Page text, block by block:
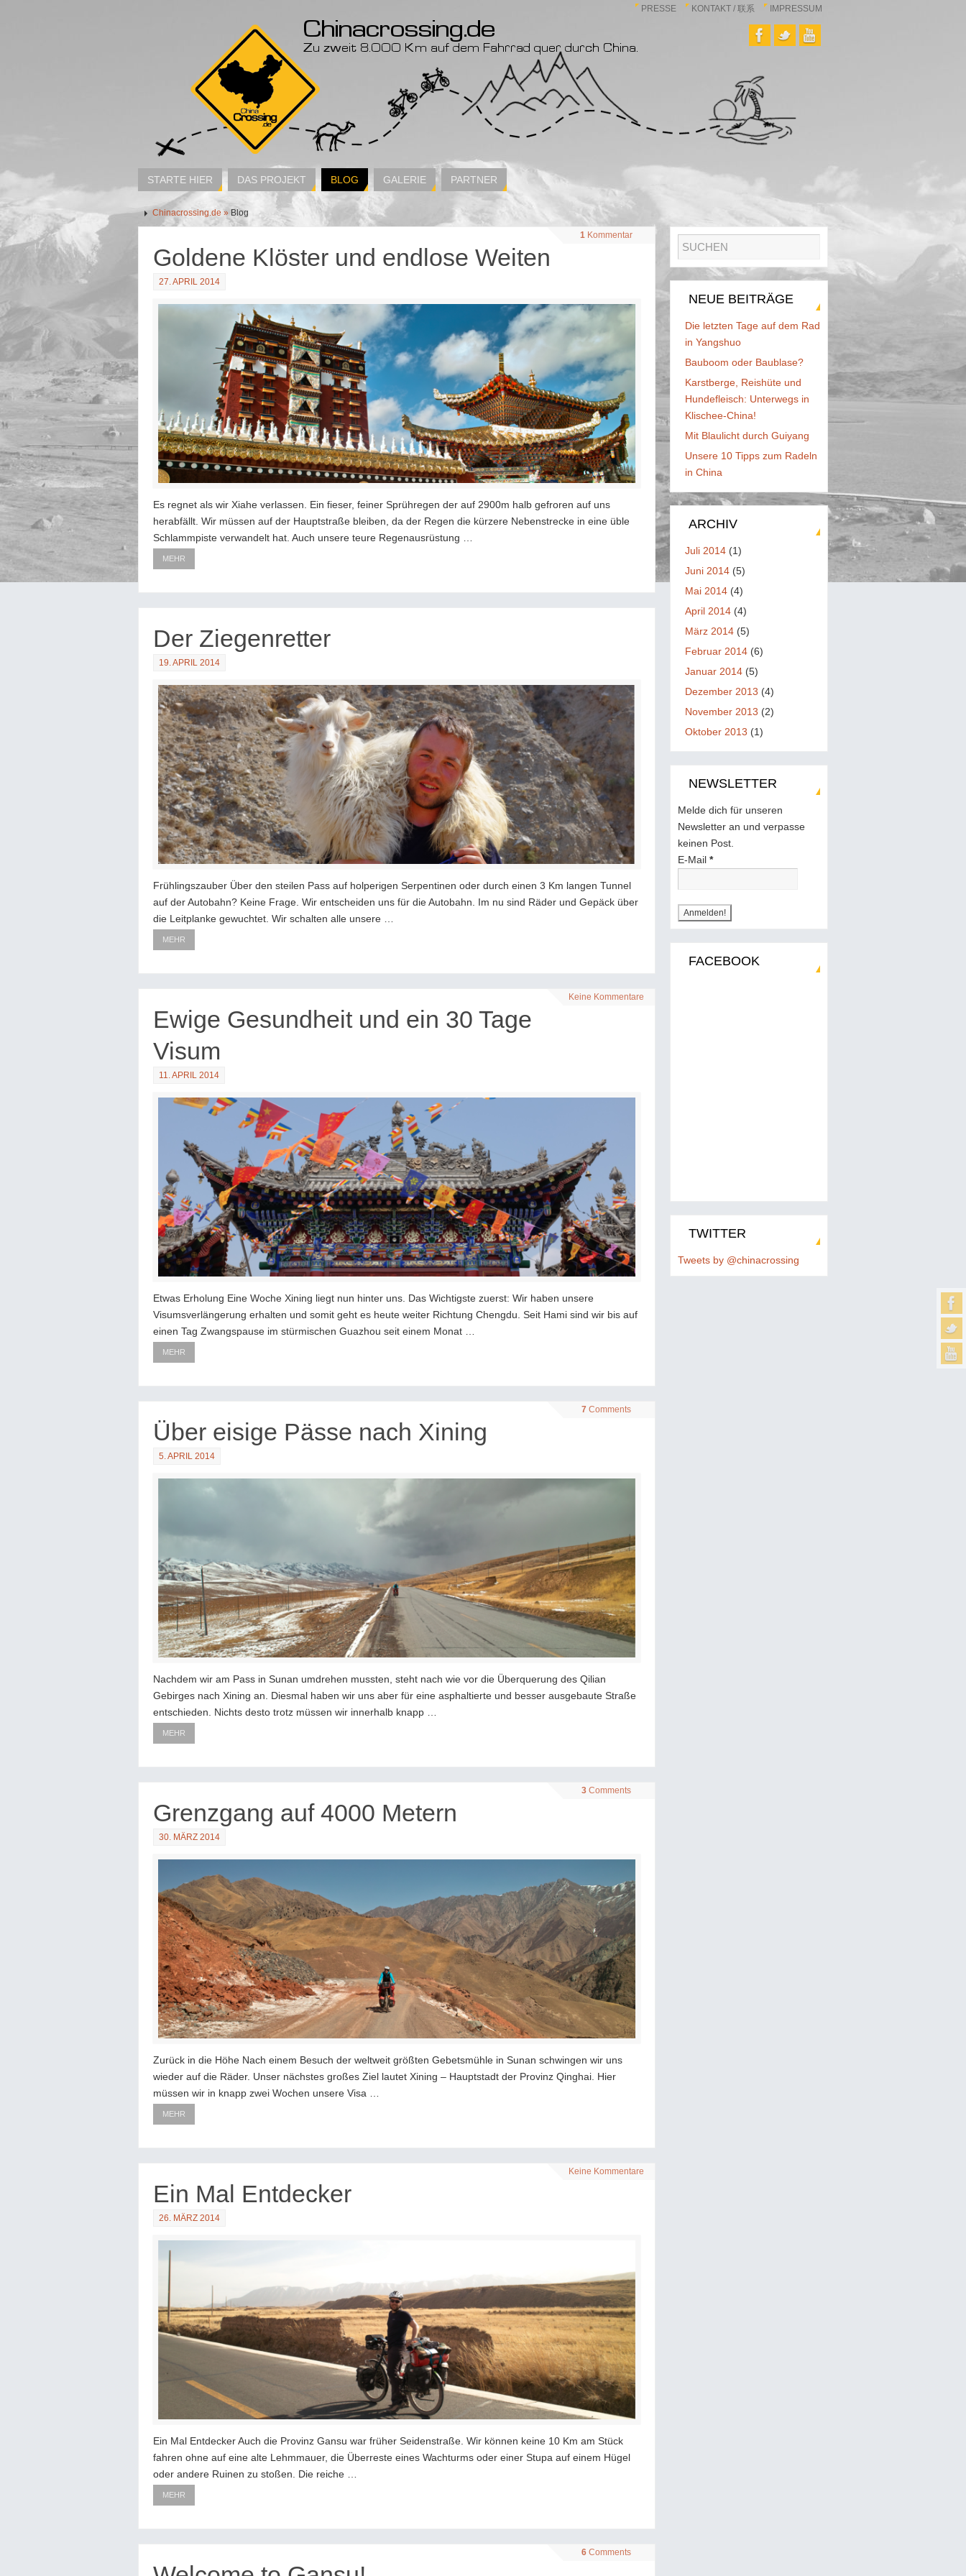
PRESSE KONTAKT / 联系 IMPRESSUM
STARTE HIER DAS PROJEKT BLOG GALERIE PARTNER
Chinacrossing.de » Blog
1 Kommentar
Goldene Klöster und endlose Weiten
27. APRIL 2014
Es regnet als wir Xiahe verlassen. Ein fieser, feiner Sprühregen der auf 2900m halb gefroren auf uns
herabfällt. Wir müssen auf der Hauptstraße bleiben, da der Regen die kürzere Nebenstrecke in eine üble
Schlammpiste verwandelt hat. Auch unsere teure Regenausrüstung …
MEHR
Der Ziegenretter
19. APRIL 2014
Frühlingszauber Über den steilen Pass auf holperigen Serpentinen oder durch einen 3 Km langen Tunnel
auf der Autobahn? Keine Frage. Wir entscheiden uns für die Autobahn. Im nu sind Räder und Gepäck über
die Leitplanke gewuchtet. Wir schalten alle unsere …
MEHR
Keine Kommentare
Ewige Gesundheit und ein 30 Tage
Visum
11. APRIL 2014
Etwas Erholung Eine Woche Xining liegt nun hinter uns. Das Wichtigste zuerst: Wir haben unsere
Visumsverlängerung erhalten und somit geht es heute weiter Richtung Chengdu. Seit Hami sind wir bis auf
einen Tag Zwangspause im stürmischen Guazhou seit einem Monat …
MEHR
7 Comments
Über eisige Pässe nach Xining
5. APRIL 2014
Nachdem wir am Pass in Sunan umdrehen mussten, steht nach wie vor die Überquerung des Qilian
Gebirges nach Xining an. Diesmal haben wir uns aber für eine asphaltierte und besser ausgebaute Straße
entschieden. Nichts desto trotz müssen wir innerhalb knapp …
MEHR
3 Comments
Grenzgang auf 4000 Metern
30. MÄRZ 2014
Zurück in die Höhe Nach einem Besuch der weltweit größten Gebetsmühle in Sunan schwingen wir uns
wieder auf die Räder. Unser nächstes großes Ziel lautet Xining – Hauptstadt der Provinz Qinghai. Hier
müssen wir in knapp zwei Wochen unsere Visa …
MEHR
Keine Kommentare
Ein Mal Entdecker
26. MÄRZ 2014
Ein Mal Entdecker Auch die Provinz Gansu war früher Seidenstraße. Wir können keine 10 Km am Stück
fahren ohne auf eine alte Lehmmauer, die Überreste eines Wachturms oder einer Stupa auf einem Hügel
oder andere Ruinen zu stoßen. Die reiche …
MEHR
6 Comments
NEUE BEITRÄGE
Die letzten Tage auf dem Rad
in Yangshuo
Bauboom oder Baublase?
Karstberge, Reishüte und
Hundefleisch: Unterwegs in
Klischee-China!
Mit Blaulicht durch Guiyang
Unsere 10 Tipps zum Radeln
in China
ARCHIV
Juli 2014 (1)
Juni 2014 (5)
Mai 2014 (4)
April 2014 (4)
März 2014 (5)
Februar 2014 (6)
Januar 2014 (5)
Dezember 2013 (4)
November 2013 (2)
Oktober 2013 (1)
NEWSLETTER
Melde dich für unseren
Newsletter an und verpasse
keinen Post.
E-Mail *
FACEBOOK
TWITTER
Tweets by @chinacrossing